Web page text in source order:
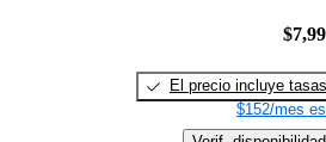
El precio incluye tasas
$152/mes